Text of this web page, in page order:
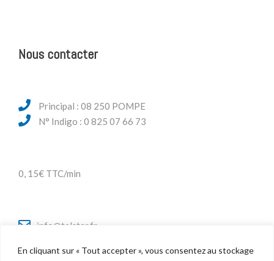
En cliquant sur « Tout accepter », vous consentez au stockage
Nous contacter
Principal : 08 250 POMPE
N° Indigo : 0 825 07 66 73
0, 15€ TTC/min
info@telstar.fr